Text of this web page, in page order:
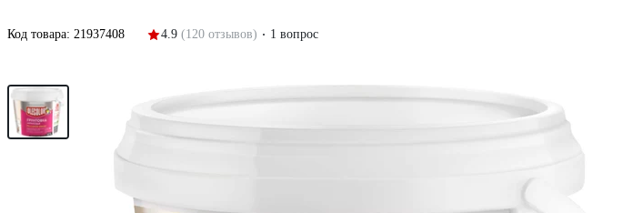
Код товара: 21937408 4.9 (120 отзывов) 1 вопрос